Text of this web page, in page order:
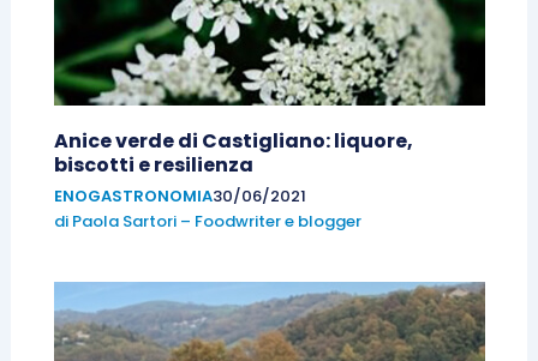
Anice verde di Castigliano: liquore,
biscotti e resilienza
ENOGASTRONOMIA30/06/2021
di Paola Sartori – Foodwriter e blogger